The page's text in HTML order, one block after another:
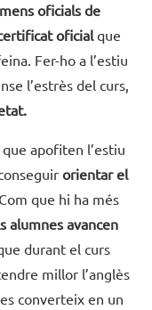
oficials de
oficialque
Fer-ho a l’estiu
l’estrès del curs,
apofiten l’estiu
orientar el
que hi ha més
alumnes avancen
durant el curs
millor l’anglès
converteix en un